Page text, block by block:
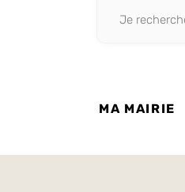
MA MAIRIE